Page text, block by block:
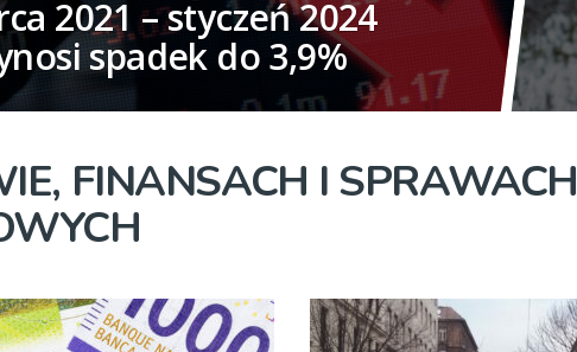
2021 – styczeń 2024
spadek do 3,9%
FINANSACH I SPRAWACH